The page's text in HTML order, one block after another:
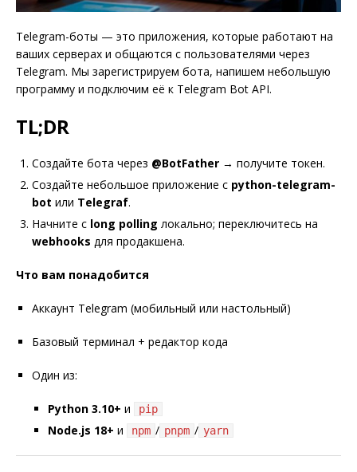
Telegram-боты — это приложения, которые работают на
ваших серверах и общаются с пользователями через
Telegram. Мы зарегистрируем бота, напишем небольшую
программу и подключим её к Telegram Bot API.
TL;DR
Создайте бота через @BotFather → получите токен.
Создайте небольшое приложение с python-telegram-
bot или Telegraf.
Начните с long polling локально; переключитесь на
webhooks для продакшена.
Что вам понадобится
Аккаунт Telegram (мобильный или настольный)
Базовый терминал + редактор кода
Один из:
Python 3.10+ и pip
Node.js 18+ и npm / pnpm / yarn